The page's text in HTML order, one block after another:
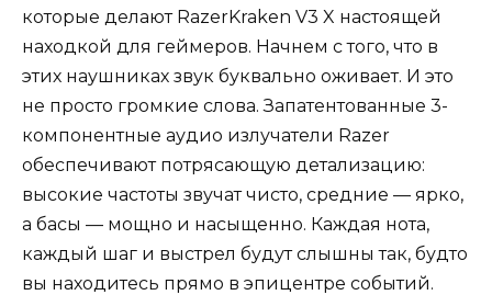
которые делают RazerKraken V3 X настоящей
находкой для геймеров. Начнем с того, что в
этих наушниках звук буквально оживает. И это
не просто громкие слова. Запатентованные 3-
компонентные аудио излучатели Razer
обеспечивают потрясающую детализацию:
высокие частоты звучат чисто, средние — ярко,
а басы — мощно и насыщенно. Каждая нота,
каждый шаг и выстрел будут слышны так, будто
вы находитесь прямо в эпицентре событий.